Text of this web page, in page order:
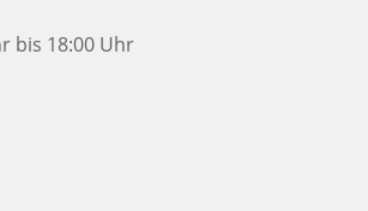
bis 18:00 Uhr